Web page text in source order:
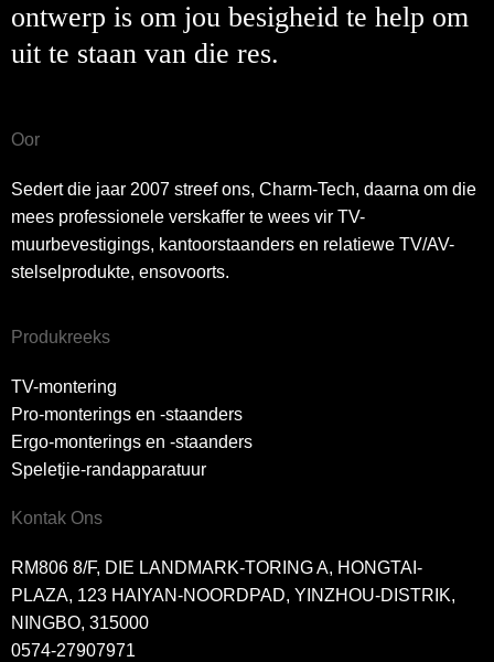
ontwerp is om jou besigheid te help om
uit te staan ​​van die res.
Oor
Sedert die jaar 2007 streef ons, Charm-Tech, daarna om die
mees professionele verskaffer te wees vir TV-
muurbevestigings, kantoorstaanders en relatiewe TV/AV-
stelselprodukte, ensovoorts.
Produkreeks
TV-montering
Pro-monterings en -staanders
Ergo-monterings en -staanders
Speletjie-randapparatuur
Kontak Ons
RM806 8/F, DIE LANDMARK-TORING A, HONGTAI-
PLAZA, 123 HAIYAN-NOORDPAD, YINZHOU-DISTRIK,
NINGBO, 315000
0574-27907971